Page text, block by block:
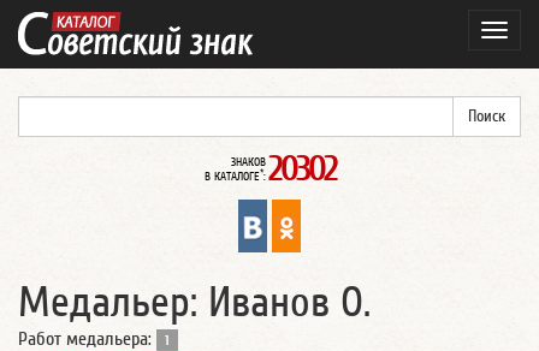
ЗНАКОВ
В КАТАЛОГЕ*: 20302
Медальер: Иванов О.
Работ медальера: 1